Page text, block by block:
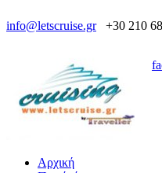
info@letscruise.gr +30 210
Αρχική